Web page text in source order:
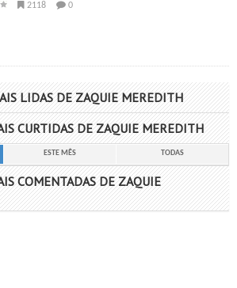
2118 0
LIDAS DE ZAQUIE MEREDITH
CURTIDAS DE ZAQUIE MEREDITH
ESTE MÊS TODAS
COMENTADAS DE ZAQUIE